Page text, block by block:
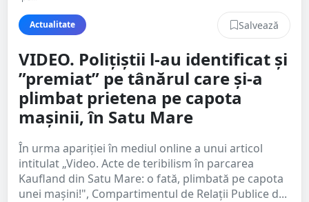
Actualitate Salvează
VIDEO. Polițiștii l-au identificat și
”premiat” pe tânărul care și-a
plimbat prietena pe capota
mașinii, în Satu Mare
În urma apariției în mediul online a unui articol
intitulat „Video. Acte de teribilism în parcarea
Kaufland din Satu Mare: o fată, plimbată pe capota
unei mașini!", Compartimentul de Relații Publice d...